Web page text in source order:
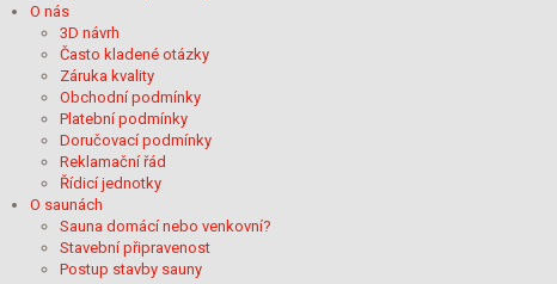
O nás
3D návrh
Často kladené otázky
Záruka kvality
Obchodní podmínky
Platební podmínky
Doručovací podmínky
Reklamační řád
Řídicí jednotky
O saunách
Sauna domácí nebo venkovní?
Stavební připravenost
Postup stavby sauny